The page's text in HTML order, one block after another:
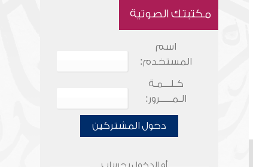
مكتبتك الصوتية
اسم
المستخدم:
كـلـــمـة
الـمـــــرور:
دخول المشتركين